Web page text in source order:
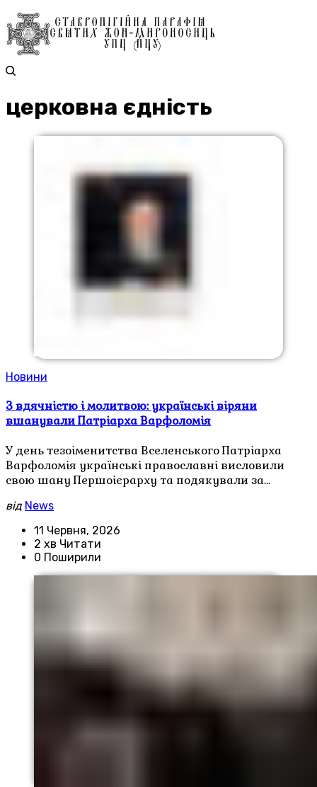
церковна єдність
Новини
З вдячністю і молитвою: українські віряни
вшанували Патріарха Варфоломія
У день тезоіменитства Вселенського Патріарха
Варфоломія українські православні висловили
свою шану Першоієрарху та подякували за…
від News
11 Червня, 2026
2 хв Читати
0 Поширили